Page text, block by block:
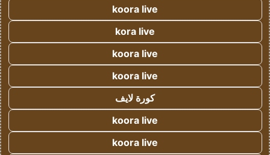
koora live
kora live
koora live
koora live
كورة لايف
koora live
koora live